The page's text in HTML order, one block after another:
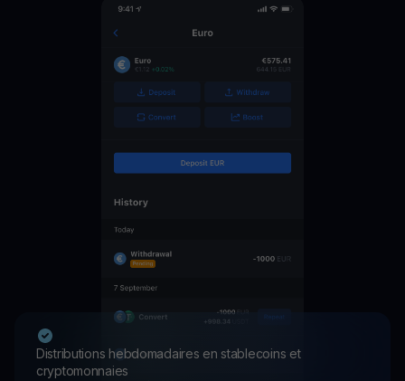
Distributions hebdomadaires en stablecoins et
cryptomonnaies